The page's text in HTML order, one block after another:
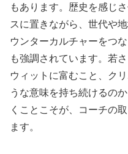
もあります。歴史を感じ
スに置きながら、世代や
ウンターカルチャーをつ
も強調されています。若
ウィットに富むこと、ク
うな意味を持ち続けるの
くことこそが、コーチの
ます。